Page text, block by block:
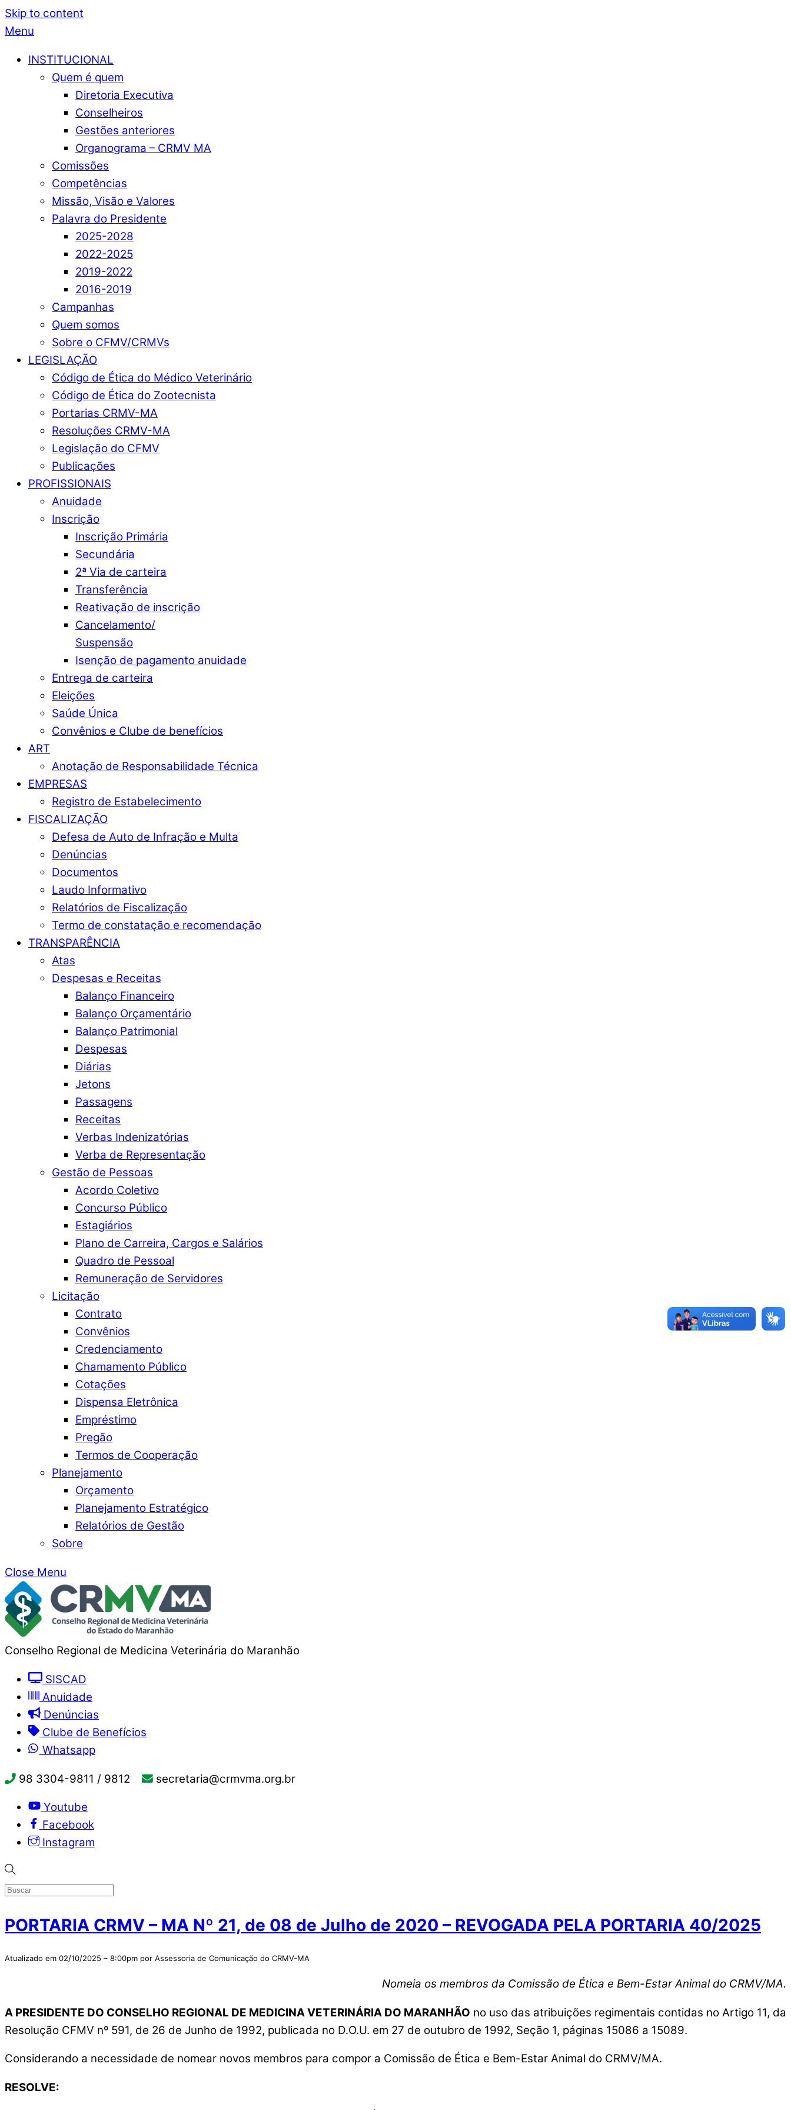
Skip to content
Menu
INSTITUCIONAL
Quem é quem
Diretoria Executiva
Conselheiros
Gestões anteriores
Organograma – CRMV MA
Comissões
Competências
Missão, Visão e Valores
Palavra do Presidente
2025-2028
2022-2025
2019-2022
2016-2019
Campanhas
Quem somos
Sobre o CFMV/CRMVs
LEGISLAÇÃO
Código de Ética do Médico Veterinário
Código de Ética do Zootecnista
Portarias CRMV-MA
Resoluções CRMV-MA
Legislação do CFMV
Publicações
PROFISSIONAIS
Anuidade
Inscrição
Inscrição Primária
Secundária
2ª Via de carteira
Transferência
Reativação de inscrição
Cancelamento/
Suspensão
Isenção de pagamento anuidade
Entrega de carteira
Eleições
Saúde Única
Convênios e Clube de benefícios
ART
Anotação de Responsabilidade Técnica
EMPRESAS
Registro de Estabelecimento
FISCALIZAÇÃO
Defesa de Auto de Infração e Multa
Denúncias
Documentos
Laudo Informativo
Relatórios de Fiscalização
Termo de constatação e recomendação
TRANSPARÊNCIA
Atas
Despesas e Receitas
Balanço Financeiro
Balanço Orçamentário
Balanço Patrimonial
Despesas
Diárias
Jetons
Passagens
Receitas
Verbas Indenizatórias
Verba de Representação
Gestão de Pessoas
Acordo Coletivo
Concurso Público
Estagiários
Plano de Carreira, Cargos e Salários
Quadro de Pessoal
Remuneração de Servidores
Licitação
Contrato
Convênios
Credenciamento
Chamamento Público
Cotações
Dispensa Eletrônica
Empréstimo
Pregão
Termos de Cooperação
Planejamento
Orçamento
Planejamento Estratégico
Relatórios de Gestão
Sobre
Close Menu
Conselho Regional de Medicina Veterinária do Maranhão
SISCAD
Anuidade
Denúncias
Clube de Benefícios
Whatsapp
98 3304-9811 / 9812 secretaria@crmvma.org.br
Youtube
Facebook
Instagram
PORTARIA CRMV – MA Nº 21, de 08 de Julho de 2020 – REVOGADA PELA PORTARIA 40/2025
Atualizado em 02/10/2025 – 8:00pm por Assessoria de Comunicação do CRMV-MA
Nomeia os membros da Comissão de Ética e Bem-Estar Animal do CRMV/MA.
A PRESIDENTE DO CONSELHO REGIONAL DE MEDICINA VETERINÁRIA DO MARANHÃO no uso das atribuições regimentais contidas no Artigo 11, da
Resolução CFMV nº 591, de 26 de Junho de 1992, publicada no D.O.U. em 27 de outubro de 1992, Seção 1, páginas 15086 a 15089.
Considerando a necessidade de nomear novos membros para compor a Comissão de Ética e Bem-Estar Animal do CRMV/MA.
RESOLVE: